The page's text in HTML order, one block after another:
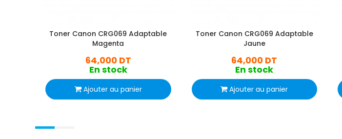
Toner Canon CRG069 Adaptable
Magenta
64,000 DT
En stock
Ajouter au panier
Toner Canon CRG069 Adaptable
Jaune
64,000 DT
En stock
Ajouter au panier